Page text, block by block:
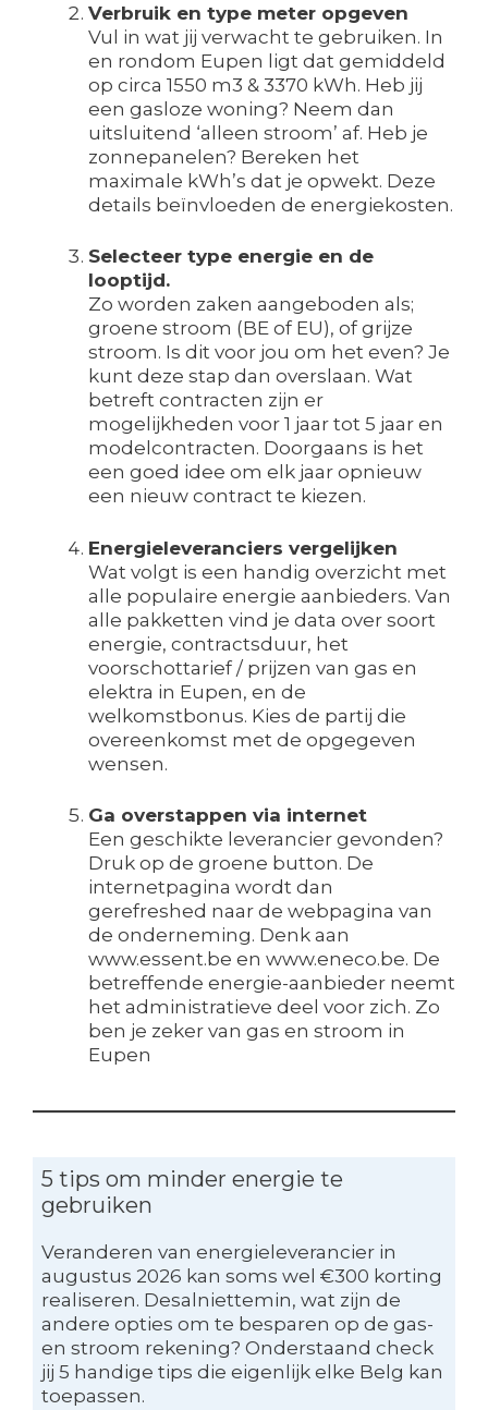
Verbruik en type meter opgeven
Vul in wat jij verwacht te gebruiken. In
en rondom Eupen ligt dat gemiddeld
op circa 1550 m3 & 3370 kWh. Heb jij
een gasloze woning? Neem dan
uitsluitend ‘alleen stroom’ af. Heb je
zonnepanelen? Bereken het
maximale kWh’s dat je opwekt. Deze
details beïnvloeden de energiekosten.
Selecteer type energie en de
looptijd.
Zo worden zaken aangeboden als;
groene stroom (BE of EU), of grijze
stroom. Is dit voor jou om het even? Je
kunt deze stap dan overslaan. Wat
betreft contracten zijn er
mogelijkheden voor 1 jaar tot 5 jaar en
modelcontracten. Doorgaans is het
een goed idee om elk jaar opnieuw
een nieuw contract te kiezen.
Energieleveranciers vergelijken
Wat volgt is een handig overzicht met
alle populaire energie aanbieders. Van
alle pakketten vind je data over soort
energie, contractsduur, het
voorschottarief / prijzen van gas en
elektra in Eupen, en de
welkomstbonus. Kies de partij die
overeenkomst met de opgegeven
wensen.
Ga overstappen via internet
Een geschikte leverancier gevonden?
Druk op de groene button. De
internetpagina wordt dan
gerefreshed naar de webpagina van
de onderneming. Denk aan
www.essent.be en www.eneco.be. De
betreffende energie-aanbieder neemt
het administratieve deel voor zich. Zo
ben je zeker van gas en stroom in
Eupen
5 tips om minder energie te
gebruiken
Veranderen van energieleverancier in
augustus 2026 kan soms wel €300 korting
realiseren. Desalniettemin, wat zijn de
andere opties om te besparen op de gas-
en stroom rekening? Onderstaand check
jij 5 handige tips die eigenlijk elke Belg kan
toepassen.